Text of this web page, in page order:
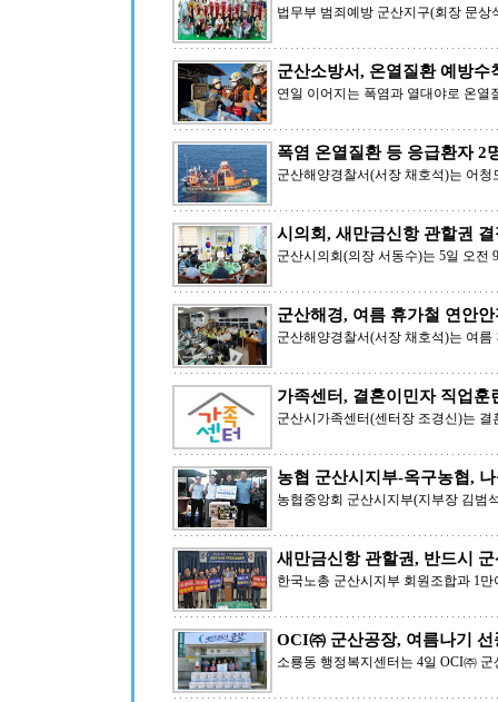
법무부 범죄예방 군산지구(회장 문
군산소방서, 온열질환 예방수
연일 이어지는 폭염과 열대야로 온
폭염 온열질환 등 응급환자 2
군산해양경찰서(서장 채호석)는 어
시의회, 새만금신항 관할권
군산시의회(의장 서동수)는 5일 오전
군산해경, 여름 휴가철 연안
군산해양경찰서(서장 채호석)는 여
가족센터, 결혼이민자 직업훈
군산시가족센터(센터장 조경신)는
농협 군산시지부-옥구농협,
농협중앙회 군산시지부(지부장 김범
새만금신항 관할권, 반드시
한국노총 군산시지부 회원조합과 1
OCI㈜ 군산공장, 여름나기 선
소룡동 행정복지센터는 4일 OCI㈜